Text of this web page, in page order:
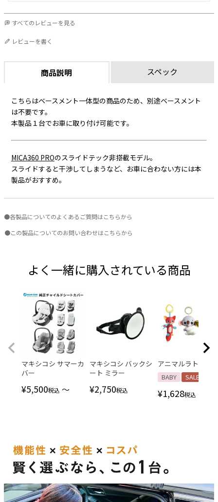
すべてのレビューを見る
レビューを書く
商品説明
こちらはベースメント一体型の商品のため、別途ベースメント
は不要です。
本製品１台でお車に取り付け可能です。
MICA360 PROのスライドテック非搭載モデル。
スライドすると干渉してしまうなど、お車に合わない方には本
製品がおすすめ。
スペック
●各製品についてのよくあるご質問はこちらから
●この製品についてのお問い合わせはこちらから
よく一緒に購入されている商品
マキシコシ サマーカ
バー
¥5,500税込 〜
マキシコシ バックシ
ート ミラー
¥2,750税込
アニマルラトル
BABY SALE
¥1,628税込 〜